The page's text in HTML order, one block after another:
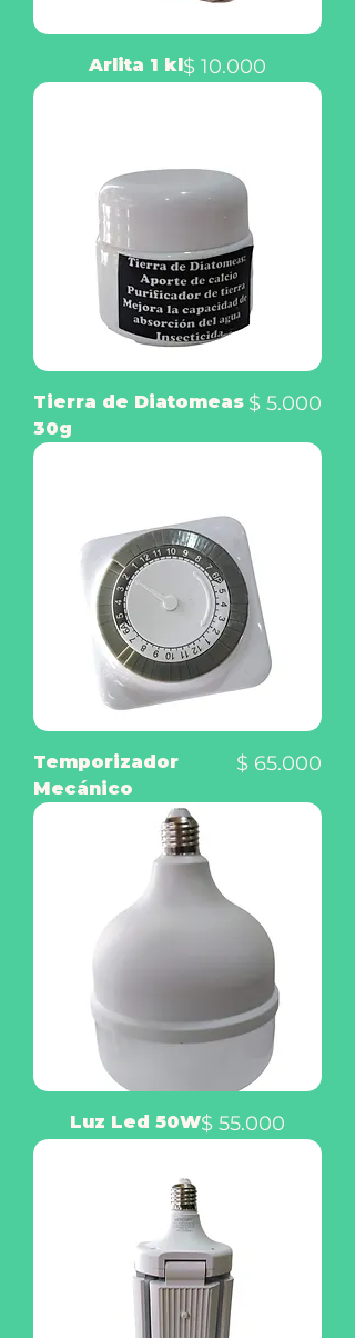
Arlita 1 kl Precio
$ 10.000
Tierra de Diatomeas
30g
Precio
$ 5.000
Temporizador
Mecánico
Precio
$ 65.000
Luz Led 50W Precio
$ 55.000